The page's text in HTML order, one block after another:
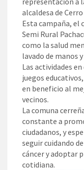
alcaldesa de
Esta campaña, el
Semi Rural
como la salud
lavado de manos
Las actividades
juegos
en beneficio al
vecinos.
La comuna
constante a
ciudadanos, y
seguir cuidando
cáncer y adoptar
cotidiana.